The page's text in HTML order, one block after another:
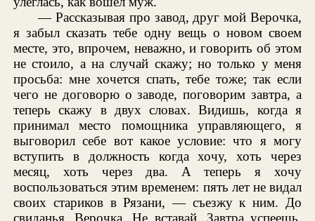
— Рассказывая про завод, друг мой Верочка,
я забыл сказать тебе одну вещь о новом своем
месте, это, впрочем, неважно, и говорить об этом
не стоило, а на случай скажу; но только у меня
просьба: мне хочется спать, тебе тоже; так если
чего не договорю о заводе, поговорим завтра, а
теперь скажу в двух словах. Видишь, когда я
принимал место помощника управляющего, я
выговорил себе вот какое условие: что я могу
вступить в должность когда хочу, хоть через
месяц, хоть через два. А теперь я хочу
воспользоваться этим временем: пять лет не видал
своих стариков в Рязани, — съезжу к ним. До
свиданья, Верочка. Не вставай. Завтра успеешь.